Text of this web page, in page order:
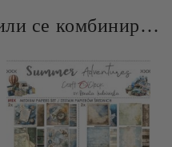
Продукта е подобен или се комбинира добре и със следните продукти :